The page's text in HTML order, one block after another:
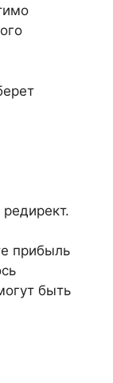
прибыль
быть